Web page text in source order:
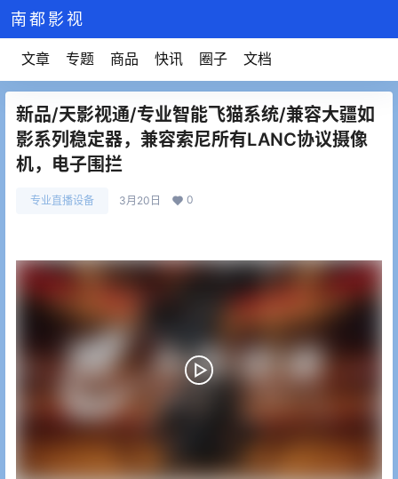
南都影视
文章 专题 商品 快讯 圈子 文档
新品/天影视通/专业智能飞猫系统/兼容大疆如
影系列稳定器，兼容索尼所有LANC协议摄像
机，电子围拦
专业直播设备 3月20日 0